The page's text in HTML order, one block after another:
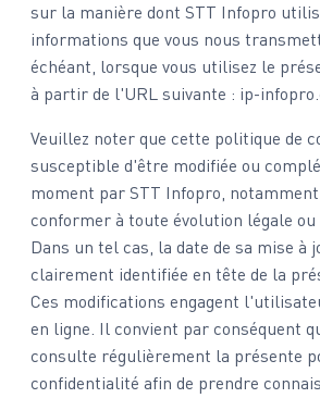
sur la manière dont STT Infopro
informations que vous nous
échéant, lorsque vous utilisez le
à partir de l'URL suivante : ip-
Veuillez noter que cette politique de
susceptible d'être modifiée ou
moment par STT Infopro, notamment
conformer à toute évolution légale ou
Dans un tel cas, la date de sa mise à
clairement identifiée en tête de la
Ces modifications engagent
en ligne. Il convient par conséquent
consulte régulièrement la présente
confidentialité afin de prendre